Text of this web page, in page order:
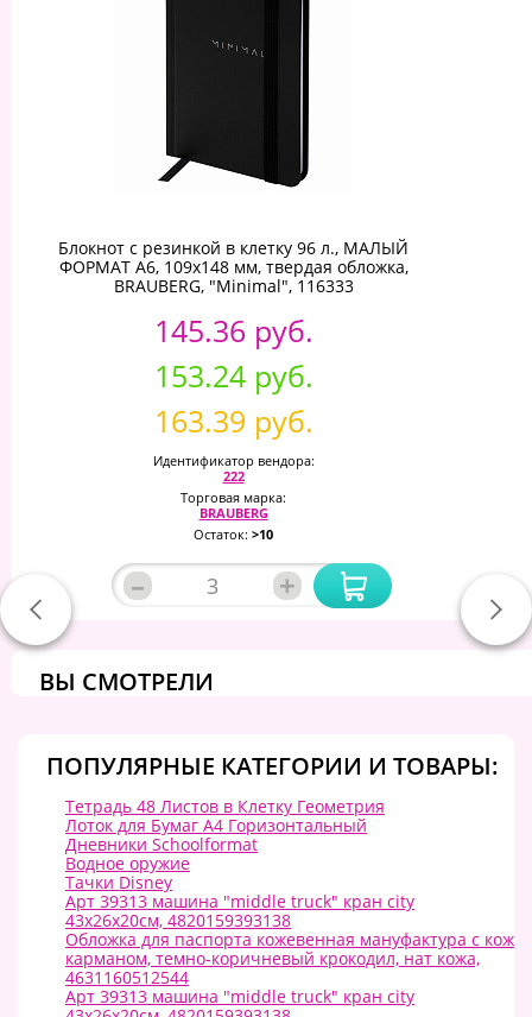
Блокнот с резинкой в клетку 96 л., МАЛЫЙ
ФОРМАТ А6, 109х148 мм, твердая обложка,
BRAUBERG, "Minimal", 116333
145.36 руб.
153.24 руб.
163.39 руб.
Идентификатор вендора:
222
Торговая марка:
BRAUBERG
Остаток: >10
– +
ВЫ СМОТРЕЛИ
ПОПУЛЯРНЫЕ КАТЕГОРИИ И ТОВАРЫ:
Тетрадь 48 Листов в Клетку Геометрия
Лоток для Бумаг А4 Горизонтальный
Дневники Schoolformat
Водное оружие
Тачки Disney
Арт 39313 машина "middle truck" кран city
43х26х20см, 4820159393138
Обложка для паспорта кожевенная мануфактура с кож
карманом, темно-коричневый крокодил, нат кожа,
4631160512544
Арт 39313 машина "middle truck" кран city